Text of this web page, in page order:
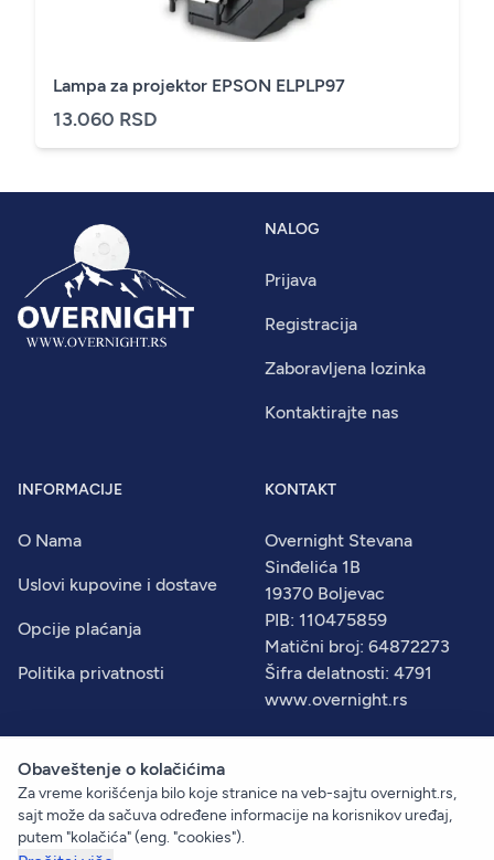
Lampa za projektor EPSON ELPLP97
13.060 RSD
NALOG
Prijava
Registracija
Zaboravljena lozinka
Kontaktirajte nas
INFORMACIJE
O Nama
Uslovi kupovine i dostave
Opcije plaćanja
Politika privatnosti
KONTAKT
Overnight Stevana
Sinđelića 1B
19370 Boljevac
PIB: 110475859
Matični broj: 64872273
Šifra delatnosti: 4791
www.overnight.rs
© 2026Overnight. Sva prava zadržana.
Created by:Dejan Vukelić
Obaveštenje o kolačićima
Za vreme korišćenja bilo koje stranice na veb-sajtu overnight.rs,
sajt može da sačuva određene informacije na korisnikov uređaj,
putem "kolačića" (eng. "cookies").